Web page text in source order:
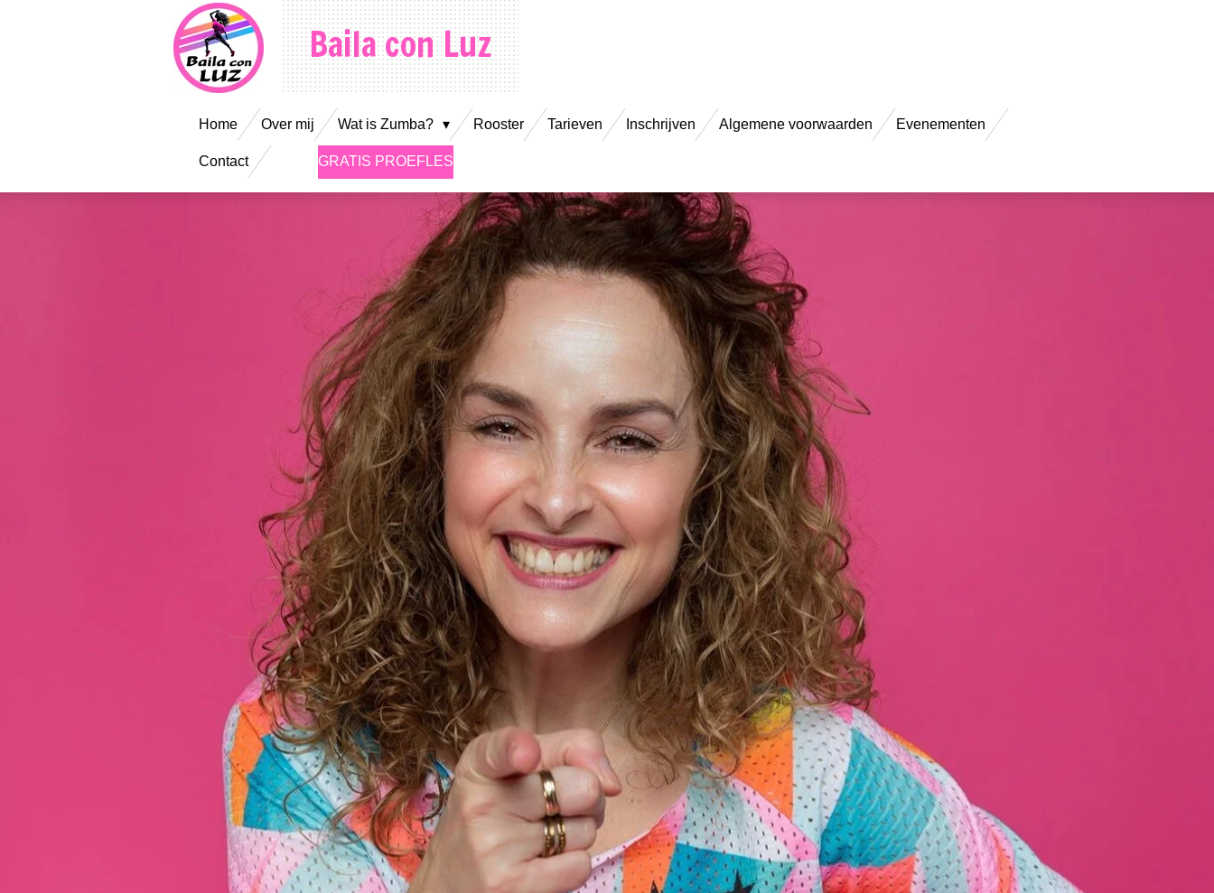
Baila con Luz
Home Over mij Wat is Zumba? Rooster Tarieven Inschrijven Algemene voorwaarden Evenementen
Contact GRATIS PROEFLES